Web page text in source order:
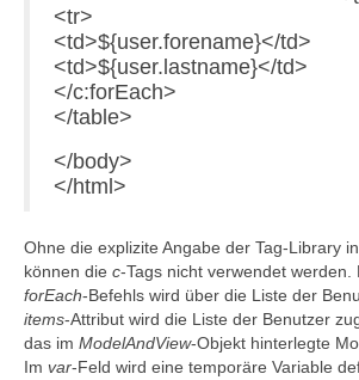
<tr>
<td>${user.forename}</td>
<td>${user.lastname}</td>
</c:forEach>
</table>
</body>
</html>
Ohne die explizite Angabe der Tag-Library
können die c-Tags nicht verwendet werden.
forEach-Befehls wird über die Liste der
items-Attribut wird die Liste der Benutzer
das im ModelAndView-Objekt hinterlegte
Im var-Feld wird eine temporäre Variable